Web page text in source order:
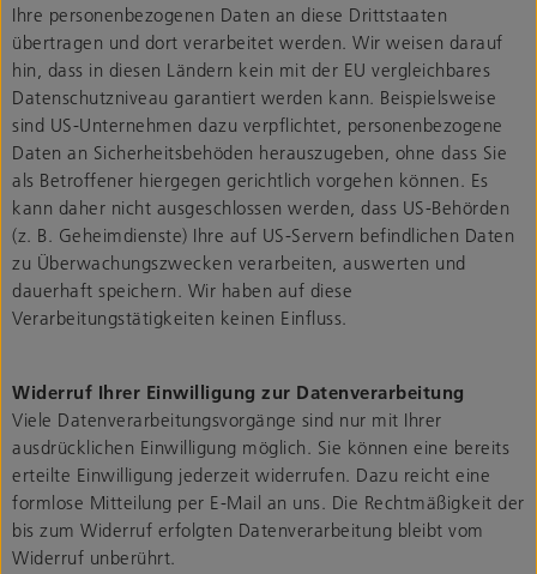
Ihre personenbezogenen Daten an diese Drittstaaten
übertragen und dort verarbeitet werden. Wir weisen darauf
hin, dass in diesen Ländern kein mit der EU vergleichbares
Datenschutzniveau garantiert werden kann. Beispielsweise
sind US-Unternehmen dazu verpflichtet, personenbezogene
Daten an Sicherheitsbehöden herauszugeben, ohne dass Sie
als Betroffener hiergegen gerichtlich vorgehen können. Es
kann daher nicht ausgeschlossen werden, dass US-Behörden
(z. B. Geheimdienste) Ihre auf US-Servern befindlichen Daten
zu Überwachungszwecken verarbeiten, auswerten und
dauerhaft speichern. Wir haben auf diese
Verarbeitungstätigkeiten keinen Einfluss.
Widerruf Ihrer Einwilligung zur Datenverarbeitung
Viele Datenverarbeitungsvorgänge sind nur mit Ihrer
ausdrücklichen Einwilligung möglich. Sie können eine bereits
erteilte Einwilligung jederzeit widerrufen. Dazu reicht eine
formlose Mitteilung per E-Mail an uns. Die Rechtmäßigkeit der
bis zum Widerruf erfolgten Datenverarbeitung bleibt vom
Widerruf unberührt.